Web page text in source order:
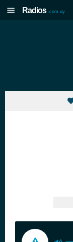
Radios .com.uy